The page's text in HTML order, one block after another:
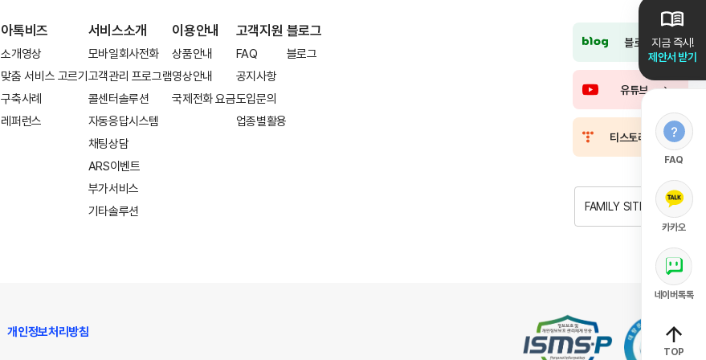
지금 즉시!
제안서 받기
FAQ
카카오
네이버톡톡
TOP
아톡비즈
소개영상
맞춤 서비스 고르기
구축사례
레퍼런스
서비스소개
모바일회사전화
고객관리 프로그램
콜센터솔루션
자동응답시스템
채팅상담
ARS이벤트
부가서비스
기타솔루션
이용안내
상품안내
영상안내
국제전화 요금
고객지원
FAQ
공지사항
도입문의
업종별활용
블로그
블로그
블로그
유튜브
티스토리
FAMILY SITE
개인정보처리방침